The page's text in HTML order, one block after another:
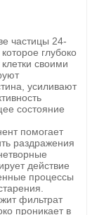
частицы 24-
глубоко
своими
усиливают
состояние
помогает
раздражения
действие
процессы
фильтрат
проникает в